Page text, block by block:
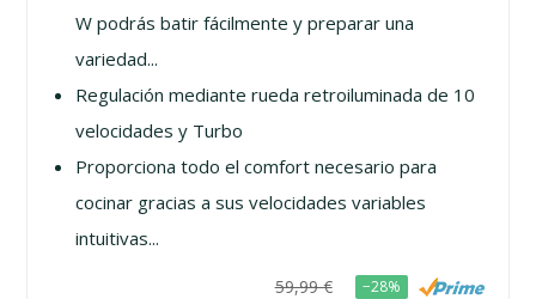
W podrás batir fácilmente y preparar una
variedad...
Regulación mediante rueda retroiluminada de 10
velocidades y Turbo
Proporciona todo el comfort necesario para
cocinar gracias a sus velocidades variables
intuitivas...
59,99 € −28%